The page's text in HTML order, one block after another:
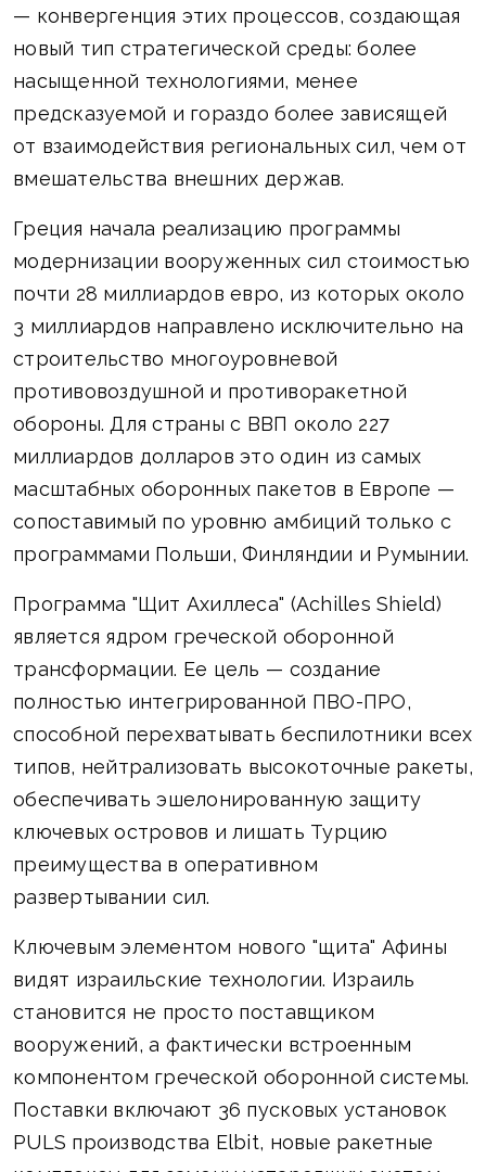
— конвергенция этих процессов, создающая
новый тип стратегической среды: более
насыщенной технологиями, менее
предсказуемой и гораздо более зависящей
от взаимодействия региональных сил, чем от
вмешательства внешних держав.
Греция начала реализацию программы
модернизации вооруженных сил стоимостью
почти 28 миллиардов евро, из которых около
3 миллиардов направлено исключительно на
строительство многоуровневой
противовоздушной и противоракетной
обороны. Для страны с ВВП около 227
миллиардов долларов это один из самых
масштабных оборонных пакетов в Европе —
сопоставимый по уровню амбиций только с
программами Польши, Финляндии и Румынии.
Программа "Щит Ахиллеса" (Achilles Shield)
является ядром греческой оборонной
трансформации. Ее цель — создание
полностью интегрированной ПВО-ПРО,
способной перехватывать беспилотники всех
типов, нейтрализовать высокоточные ракеты,
обеспечивать эшелонированную защиту
ключевых островов и лишать Турцию
преимущества в оперативном
развертывании сил.
Ключевым элементом нового "щита" Афины
видят израильские технологии. Израиль
становится не просто поставщиком
вооружений, а фактически встроенным
компонентом греческой оборонной системы.
Поставки включают 36 пусковых установок
PULS производства Elbit, новые ракетные